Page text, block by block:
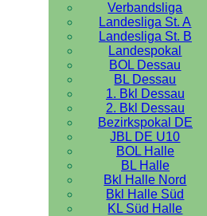
Verbandsliga
Landesliga St. A
Landesliga St. B
Landespokal
BOL Dessau
BL Dessau
1. Bkl Dessau
2. Bkl Dessau
Bezirkspokal DE
JBL DE U10
BOL Halle
BL Halle
Bkl Halle Nord
Bkl Halle Süd
KL Süd Halle